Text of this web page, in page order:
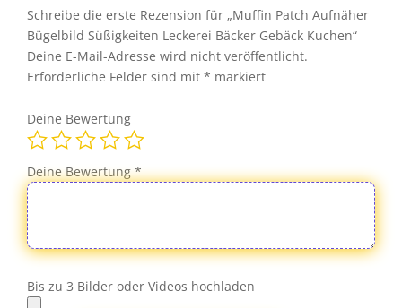
Bäcker
Gebäck
Kuchen
Menge
Schreibe die erste Rezension für „Muffin Patch Aufnäher
Bügelbild Süßigkeiten Leckerei Bäcker Gebäck Kuchen“
Deine E-Mail-Adresse wird nicht veröffentlicht.
Erforderliche Felder sind mit* markiert
Deine Bewertung
Deine Bewertung*
Bis zu 3 Bilder oder Videos hochladen